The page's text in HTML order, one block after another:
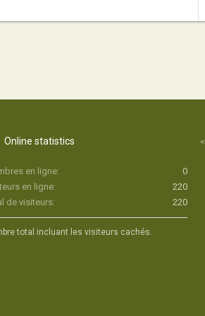
Online statistics
en ligne
0
en ligne
220
de visiteurs
220
total incluant les visiteurs cachés.